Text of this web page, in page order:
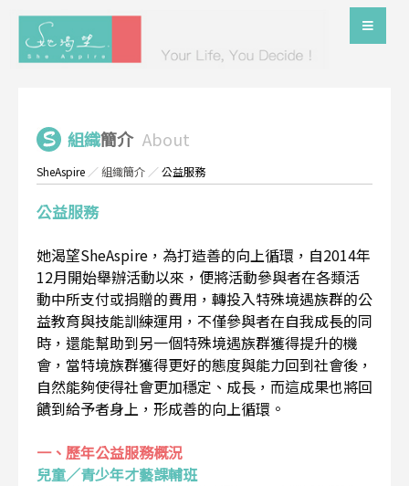
組織簡介 About
SheAspire ／組織簡介 ／公益服務
公益服務
她渴望SheAspire，為打造善的向上循環，自2014年
12月開始舉辦活動以來，便將活動參與者在各類活
動中所支付或捐贈的費用，轉投入特殊境遇族群的公
益教育與技能訓練運用，不僅參與者在自我成長的同
時，還能幫助到另一個特殊境遇族群獲得提升的機
會，當特境族群獲得更好的態度與能力回到社會後，
自然能夠使得社會更加穩定、成長，而這成果也將回
饋到給予者身上，形成善的向上循環。
一、歷年公益服務概況
兒童／青少年才藝課輔班